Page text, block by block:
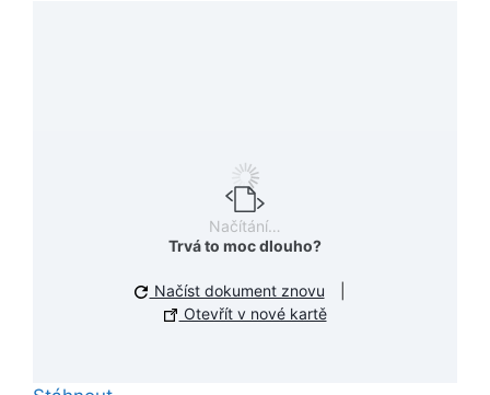
Načítání…
Trvá to moc dlouho?
Načíst dokument znovu
Otevřít v nové kartě